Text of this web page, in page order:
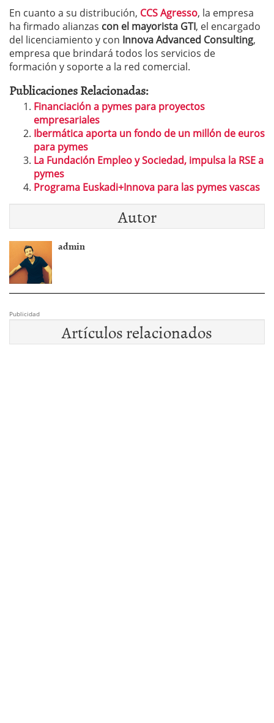
En cuanto a su distribución, CCS Agresso, la empresa
ha firmado alianzas con el mayorista GTI, el encargado
del licenciamiento y con Innova Advanced Consulting,
empresa que brindará todos los servicios de
formación y soporte a la red comercial.
Publicaciones Relacionadas:
Financiación a pymes para proyectos
empresariales
Ibermática aporta un fondo de un millón de euros
para pymes
La Fundación Empleo y Sociedad, impulsa la RSE a
pymes
Programa Euskadi+Innova para las pymes vascas
Autor
admin
Publicidad
Artículos relacionados